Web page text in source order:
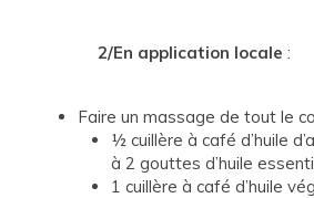
2/En application locale :
Faire un massage de tout le
½ cuillère à café d’huile
à 2 gouttes d’huile
1 cuillère à café d’huile